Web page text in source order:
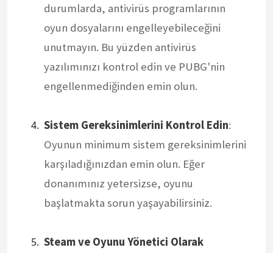
durumlarda, antivirüs programlarının
oyun dosyalarını engelleyebileceğini
unutmayın. Bu yüzden antivirüs
yazılımınızı kontrol edin ve PUBG'nin
engellenmediğinden emin olun.
Sistem Gereksinimlerini Kontrol Edin:
Oyunun minimum sistem gereksinimlerini
karşıladığınızdan emin olun. Eğer
donanımınız yetersizse, oyunu
başlatmakta sorun yaşayabilirsiniz.
Steam ve Oyunu Yönetici Olarak